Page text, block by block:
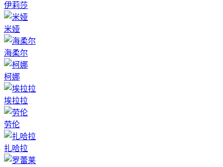
伊莉莎
米娅
海柔尔
柯娜
埃拉拉
劳伦
扎哈拉